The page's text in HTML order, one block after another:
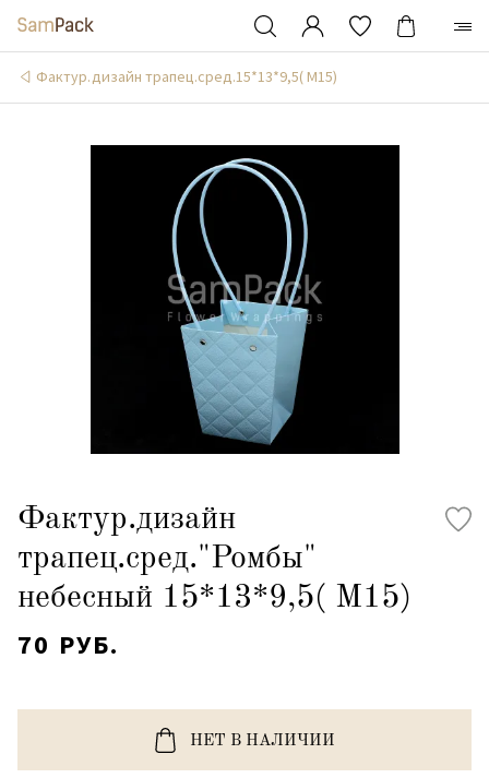
Фактур.дизайн трапец.сред.15*13*9,5( М15)
Фактур.дизайн
трапец.сред."Ромбы"
небесный 15*13*9,5( М15)
70 РУБ.
НЕТ В НАЛИЧИИ